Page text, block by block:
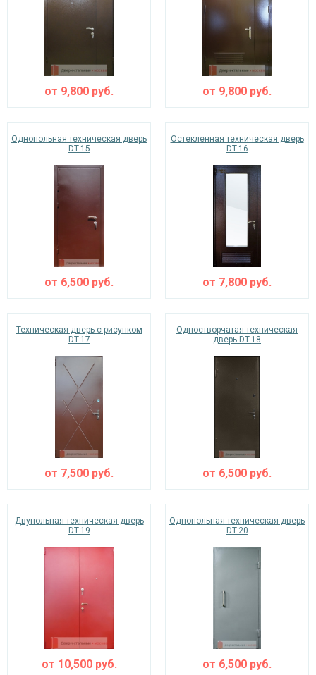
от 9,800 руб. от 9,800 руб.
Однопольная техническая дверь
DT-15
от 6,500 руб.
Остекленная техническая дверь
DT-16
от 7,800 руб.
Техническая дверь с рисунком
DT-17
от 7,500 руб.
Одностворчатая техническая
дверь DT-18
от 6,500 руб.
Двупольная техническая дверь
DT-19
от 10,500руб.
Однопольная техническая дверь
DT-20
от 6,500 руб.